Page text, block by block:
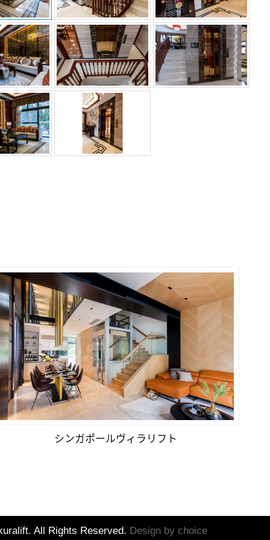
シンガポールヴィラリフト
All Rights Reserved. Design by choice